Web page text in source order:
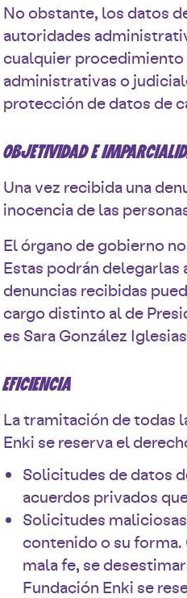
No obstante, los datos
autoridades
cualquier procedimiento
administrativas o
protección de datos de
OBJETIVIDAD E
Una vez recibida una
inocencia de las
El órgano de gobierno
Estas podrán delegarlas
denuncias recibidas
cargo distinto al de
es Sara González
EFICIENCIA
La tramitación de todas
Enki se reserva el
Solicitudes de datos
acuerdos privados
Solicitudes
contenido o su forma.
mala fe, se
Fundación Enki se